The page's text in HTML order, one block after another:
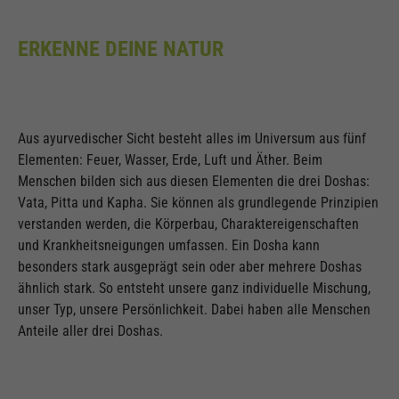
ERKENNE DEINE NATUR
Aus ayurvedischer Sicht besteht alles im Universum aus fünf
Elementen: Feuer, Wasser, Erde, Luft und Äther. Beim
Menschen bilden sich aus diesen Elementen die drei Doshas:
Vata, Pitta und Kapha. Sie können als grundlegende Prinzipien
verstanden werden, die Körperbau, Charaktereigenschaften
und Krankheitsneigungen umfassen. Ein Dosha kann
besonders stark ausgeprägt sein oder aber mehrere Doshas
ähnlich stark. So entsteht unsere ganz individuelle Mischung,
unser Typ, unsere Persönlichkeit. Dabei haben alle Menschen
Anteile aller drei Doshas.